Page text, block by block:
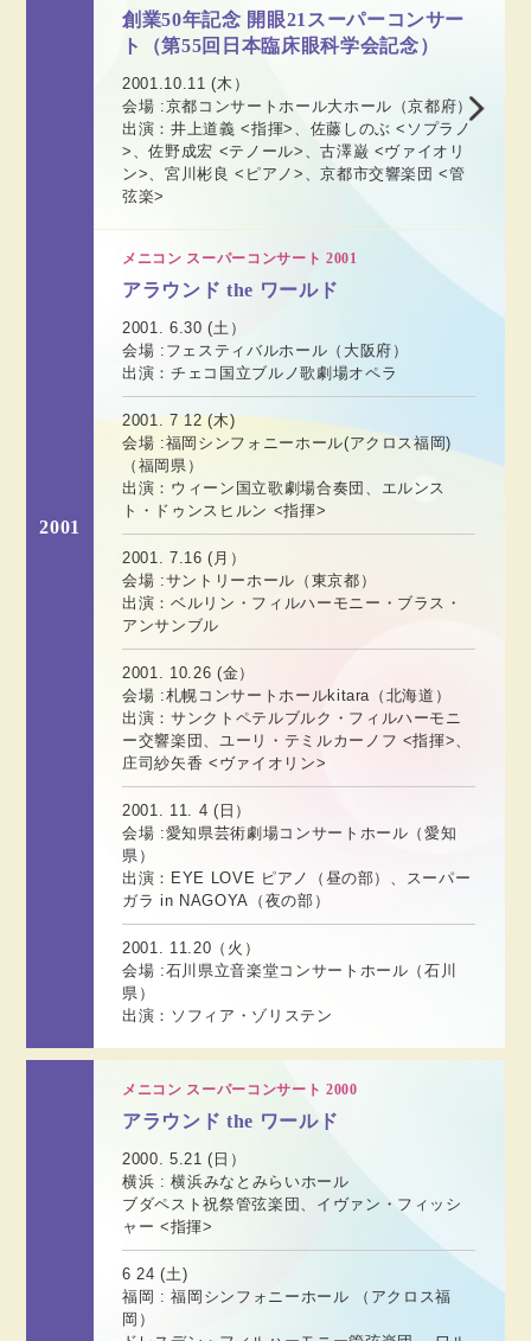
2001
創業50年記念 開眼21スーパーコンサー
ト（第55回日本臨床眼科学会記念）
2001.10.11 (木）
会場 :京都コンサートホール大ホール（京都府）
出演：井上道義 <指揮>、佐藤しのぶ <ソプラノ
>、佐野成宏 <テノール>、古澤巌 <ヴァイオリ
ン>、宮川彬良 <ピアノ>、京都市交響楽団 <管
弦楽>
メニコン スーパーコンサート 2001
アラウンド the ワールド
2001. 6.30 (土）
会場 :フェスティバルホール（大阪府）
出演：チェコ国立ブルノ歌劇場オペラ
2001. 7 12 (木)
会場 :福岡シンフォニーホール(アクロス福岡)
（福岡県）
出演：ウィーン国立歌劇場合奏団、エルンス
ト・ドゥンスヒルン <指揮>
2001. 7.16 (月）
会場 :サントリーホール（東京都）
出演：ベルリン・フィルハーモニー・ブラス・
アンサンブル
2001. 10.26 (金）
会場 :札幌コンサートホールkitara（北海道）
出演：サンクトペテルブルク・フィルハーモニ
ー交響楽団、ユーリ・テミルカーノフ <指揮>、
庄司紗矢香 <ヴァイオリン>
2001. 11. 4 (日）
会場 :愛知県芸術劇場コンサートホール（愛知
県）
出演：EYE LOVE ピアノ（昼の部）、スーパー
ガラ in NAGOYA（夜の部）
2001. 11.20（火）
会場 :石川県立音楽堂コンサートホール（石川
県）
出演：ソフィア・ゾリステン
メニコン スーパーコンサート 2000
アラウンド the ワールド
2000. 5.21 (日）
横浜 : 横浜みなとみらいホール
ブダペスト祝祭管弦楽団、イヴァン・フィッシ
ャー <指揮>
6 24 (土)
福岡 : 福岡シンフォニーホール （アクロス福
岡）